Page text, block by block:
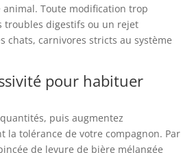
Toute modification trop
troubles digestifs ou un rejet
chats, carnivores stricts au système
pour habituer
puis augmentez
la tolérance de votre compagnon. Par
de levure de bière mélangée